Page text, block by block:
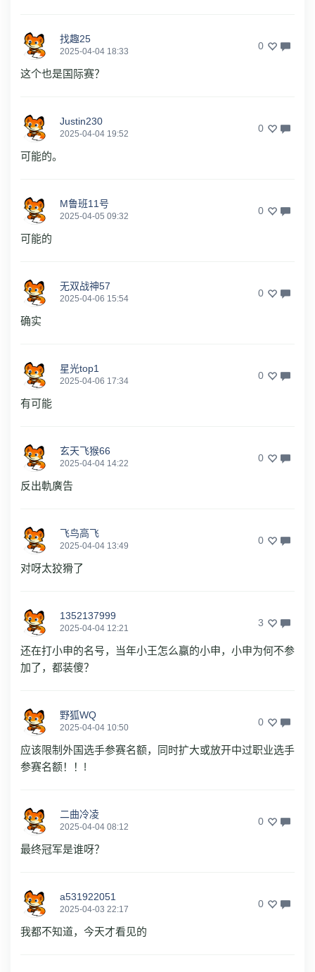
找趣25
2025-04-04 18:33 0
这个也是国际赛？
Justin230
2025-04-04 19:52 0
可能的。
M鲁班11号
2025-04-05 09:32 0
可能的
无双战神57
2025-04-06 15:54 0
确实
星光top1
2025-04-06 17:34 0
有可能
玄天飞猴66
2025-04-04 14:22 0
反出軌廣告
飞鸟高飞
2025-04-04 13:49 0
对呀太狡猾了
1352137999
2025-04-04 12:21 3
还在打小申的名号，当年小王怎么赢的小申，小申为何不参
加了，都装傻？
野狐WQ
2025-04-04 10:50 0
应该限制外国选手参赛名额，同时扩大或放开中过职业选手
参赛名额！！!
二曲冷凌
2025-04-04 08:12 0
最终冠军是谁呀？
a531922051
2025-04-03 22:17 0
我都不知道，今天才看见的